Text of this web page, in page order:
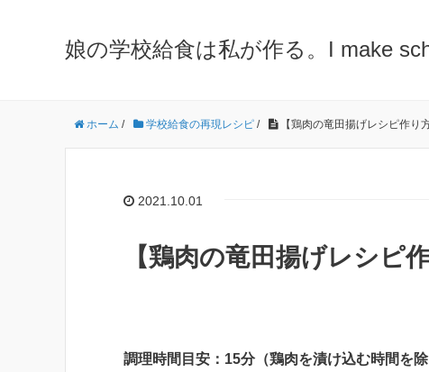
娘の学校給食は私が作る。I make
ホーム / 学校給食の再現レシピ / 【鶏肉の竜田揚げレシピ作り方
2021.10.01
【鶏肉の竜田揚げレシピ作
調理時間目安：15分（鶏肉を漬け込む時間を除